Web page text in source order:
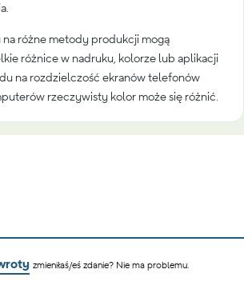
różne metody produkcji mogą
różnice w nadruku, kolorze lub aplikacji
na rozdzielczość ekranów telefonów
rzeczywisty kolor może się różnić.
zmieniłaś/eś zdanie? Nie ma problemu.